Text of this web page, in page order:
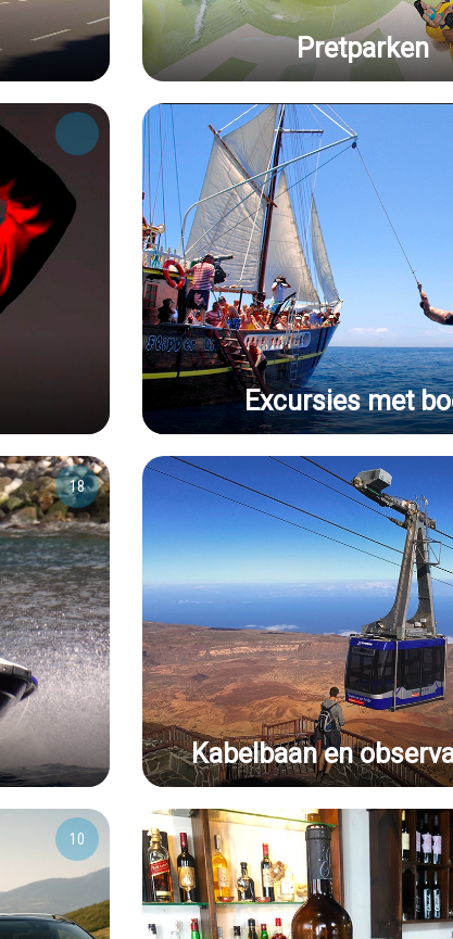
Pretparken
Excursies met
18
Kabelbaan en
10